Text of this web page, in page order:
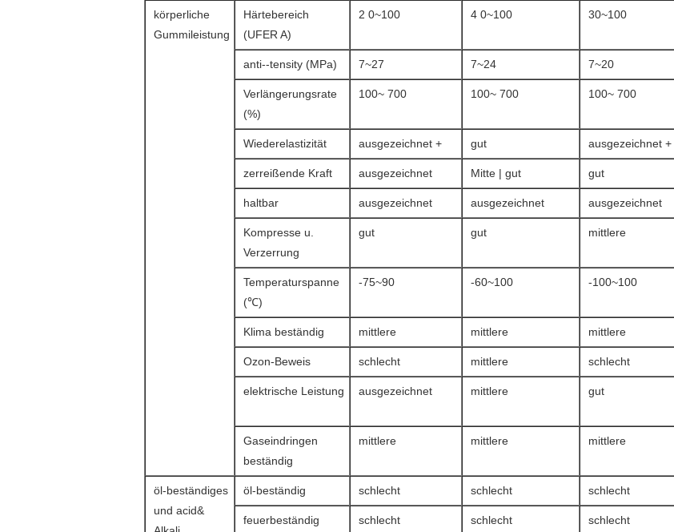
körperliche
Gummileistung
Härtebereich
(UFER A)
2 0~100 4 0~100 30~100
anti--tensity (MPa) 7~27 7~24 7~20
Verlängerungsrate
(%)
100~ 700 100~ 700 100~ 700
Wiederelastizität ausgezeichnet + gut ausgezeichnet +
zerreißende Kraft ausgezeichnet Mitte | gut gut
haltbar ausgezeichnet ausgezeichnet ausgezeichnet
Kompresse u.
Verzerrung
gut gut mittlere
Temperaturspanne
(℃)
-75~90 -60~100 -100~100
Klima beständig mittlere mittlere mittlere
Ozon-Beweis schlecht mittlere schlecht
elektrische Leistung ausgezeichnet mittlere gut
Gaseindringen
beständig
mittlere mittlere mittlere
öl-beständiges
und acid&
öl-beständig schlecht schlecht schlecht
feuerbeständig schlecht schlecht schlecht